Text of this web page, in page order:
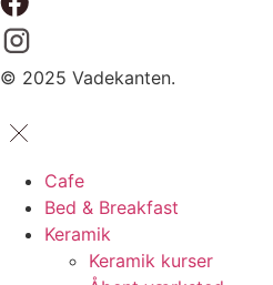
© 2025 Vadekanten.
Cafe
Bed & Breakfast
Keramik
Keramik kurser